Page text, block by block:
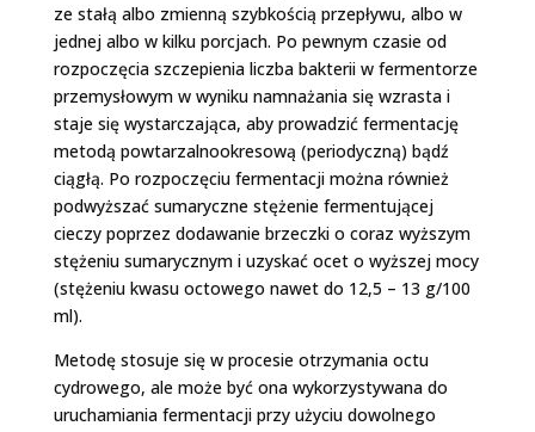
ze stałą albo zmienną szybkością przepływu, albo w
jednej albo w kilku porcjach. Po pewnym czasie od
rozpoczęcia szczepienia liczba bakterii w fermentorze
przemysłowym w wyniku namnażania się wzrasta i
staje się wystarczająca, aby prowadzić fermentację
metodą powtarzalno­okresową (periodyczną) bądź
ciągłą. Po rozpoczęciu fermentacji można również
podwyższać sumaryczne stężenie fermentującej
cieczy poprzez dodawanie brzeczki o coraz wyższym
stężeniu sumarycznym i uzyskać ocet o wyższej mocy
(stężeniu kwasu octowego nawet do 12,5 – 13 g/100
ml).
Metodę stosuje się w procesie otrzymania octu
cydrowego, ale może być ona wykorzystywana do
uruchamiania fermentacji przy użyciu dowolnego